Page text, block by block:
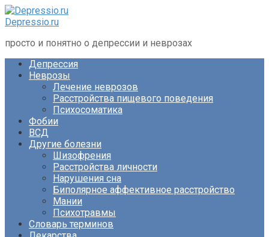
Перейти
к
Depressio.ru
просто и понятно о депрессии и неврозах
Депрессия
Неврозы
Лечение неврозов
Расстройства пищевого поведения
Психосоматика
Фобии
ВСД
Другие болезни
Шизофрения
Расстройства личности
Нарушения сна
Биполярное аффективное расстройство
Мании
Психотравмы
Словарь терминов